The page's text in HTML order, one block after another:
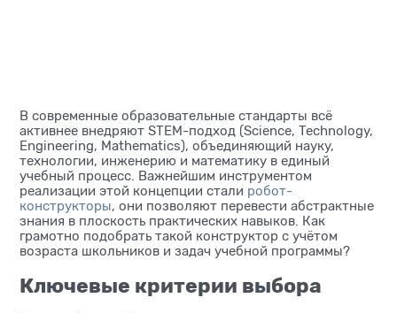
В современные образовательные стандарты всё
активнее внедряют STEM-подход (Science, Technology,
Engineering, Mathematics), объединяющий науку,
технологии, инженерию и математику в единый
учебный процесс. Важнейшим инструментом
реализации этой концепции стали робот-
конструкторы, они позволяют перевести абстрактные
знания в плоскость практических навыков. Как
грамотно подобрать такой конструктор с учётом
возраста школьников и задач учебной программы?
Ключевые критерии выбора